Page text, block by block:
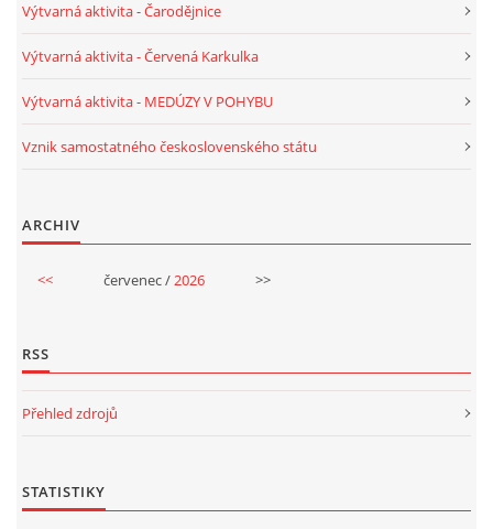
Výtvarná aktivita - Čarodějnice
Výtvarná aktivita - Červená Karkulka
Výtvarná aktivita - MEDÚZY V POHYBU
Vznik samostatného československého státu
ARCHIV
<< červenec /2026 >>
RSS
Přehled zdrojů
STATISTIKY